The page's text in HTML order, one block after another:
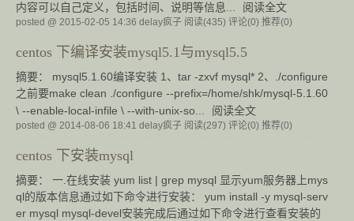
内容可以自己定义，包括时间、说明等信息...
阅读全文
posted @ 2015-02-05 14:36 delay疯子 阅读(435) 评论(0) 推荐(0)
centos 下编译安装mysql5.1与mysql5.5
摘要： mysql5.1.60编译安装 1、tar -zxvf mysql* 2、./configure
之前要make clean ./configure --prefix=/home/shk/mysql-5.1.60
\ --enable-local-infile \ --with-unix-so...
阅读全文
posted @ 2014-08-06 18:41 delay疯子 阅读(297) 评论(0) 推荐(0)
centos 下安装mysql
摘要： 一.在线安装 yum list | grep mysql 显示yum服务器上mys
ql的版本信息通过如下命令进行安装： yum install -y mysql-serv
er mysql mysql-devel安装完成后通过如下命令进行查看安装的